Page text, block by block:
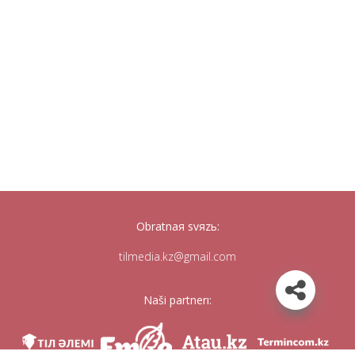
Obratnaя svяzь:
tilmedia.kz@gmail.com
Naši partnerı: